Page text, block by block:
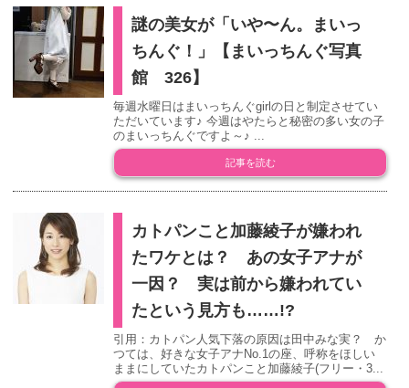
謎の美女が「いや〜ん。まいっ
ちんぐ！」【まいっちんぐ写真
館 326】
毎週水曜日はまいっちんぐgirlの日と制定させてい
ただいています♪ 今週はやたらと秘密の多い女の子
のまいっちんぐですよ～♪ ...
記事を読む
カトパンこと加藤綾子が嫌われ
たワケとは？ あの女子アナが
一因？ 実は前から嫌われてい
たという見方も……!?
引用：カトパン人気下落の原因は田中みな実？ か
つては、好きな女子アナNo.1の座、呼称をほしい
ままにしていたカトパンこと加藤綾子(フリー・3...